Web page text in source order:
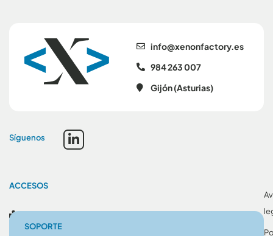
se.yrotcafnonex@ofni
984 263 007
Gijón (Asturias)
Síguenos
ACCESOS
SOPORTE